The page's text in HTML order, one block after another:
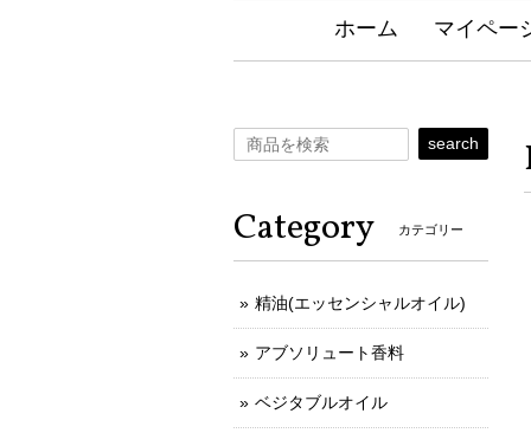
ホーム マイペー
search
Category カテゴリー
精油(エッセンシャルオイル)
アブソリュート香料
ベジタブルオイル